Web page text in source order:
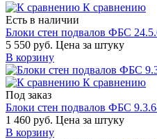
К сравнению
Есть в наличии
Блоки стен подвалов ФБС
5 550 руб. Цена за штуку
В корзину
К сравнению
Под заказ
Блоки стен подвалов ФБС
1 460 руб. Цена за штуку
В корзину